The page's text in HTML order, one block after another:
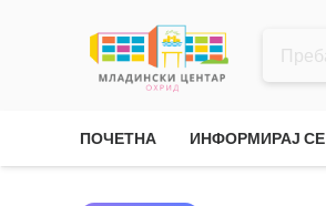
ПОЧЕТНА ИНФОРМИРАЈ СЕ